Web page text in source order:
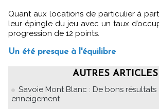
Quant aux locations de particulier à
leur épingle du jeu avec un taux
progression de 12 points.
Un été presque à l'équilibre
AUTRES ARTICLES
Savoie Mont Blanc : De bons
enneigement